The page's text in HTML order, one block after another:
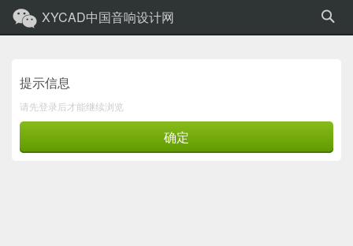
XYCAD中国音响设计网
提示信息
请先登录后才能继续浏览
确定